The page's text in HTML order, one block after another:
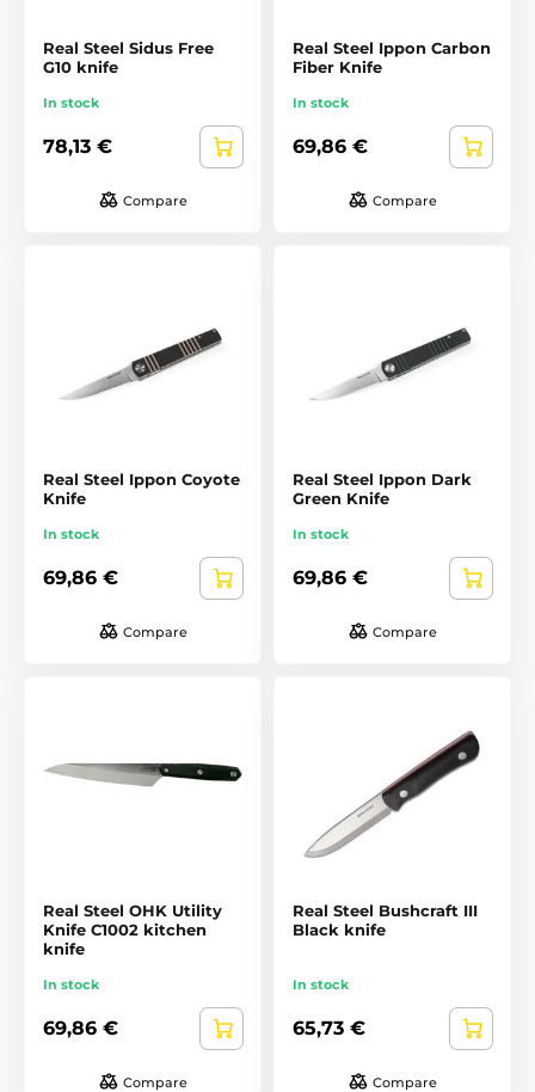
Real Steel Sidus Free
G10 knife
In stock
78,13 €
Compare
Real Steel Ippon Carbon
Fiber Knife
In stock
69,86 €
Compare
Real Steel Ippon Coyote
Knife
In stock
69,86 €
Compare
Real Steel Ippon Dark
Green Knife
In stock
69,86 €
Compare
Real Steel OHK Utility
Knife C1002 kitchen
knife
In stock
69,86 €
Compare
Real Steel Bushcraft III
Black knife
In stock
65,73 €
Compare